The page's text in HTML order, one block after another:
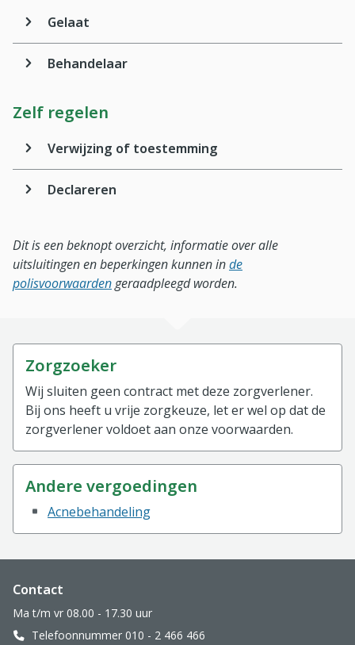
Gelaat
Behandelaar
Zelf regelen
Verwijzing of toestemming
Declareren
Dit is een beknopt overzicht, informatie over alle
uitsluitingen en beperkingen kunnen inde
polisvoorwaardengeraadpleegd worden.
Zorgzoeker
Wij sluiten geen contract met deze zorgverlener.
Bij ons heeft u vrije zorgkeuze, let er wel op dat de
zorgverlener voldoet aan onze voorwaarden.
Andere vergoedingen
Acnebehandeling
Website footer
Contact
Ma t/m vr 08.00 - 17.30 uur
Telefoonnummer 010 - 2 466 466